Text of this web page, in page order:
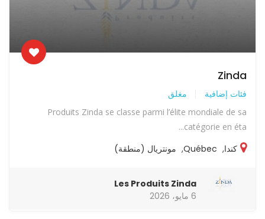
Zinda
فئات إضافية مغلق
Produits Zinda se classe parmi l’élite mondiale de sa
catégorie en éta...
كندا,
Québec
, مونتريال (منطقة)
Les Produits Zinda
6 مايو، 2026